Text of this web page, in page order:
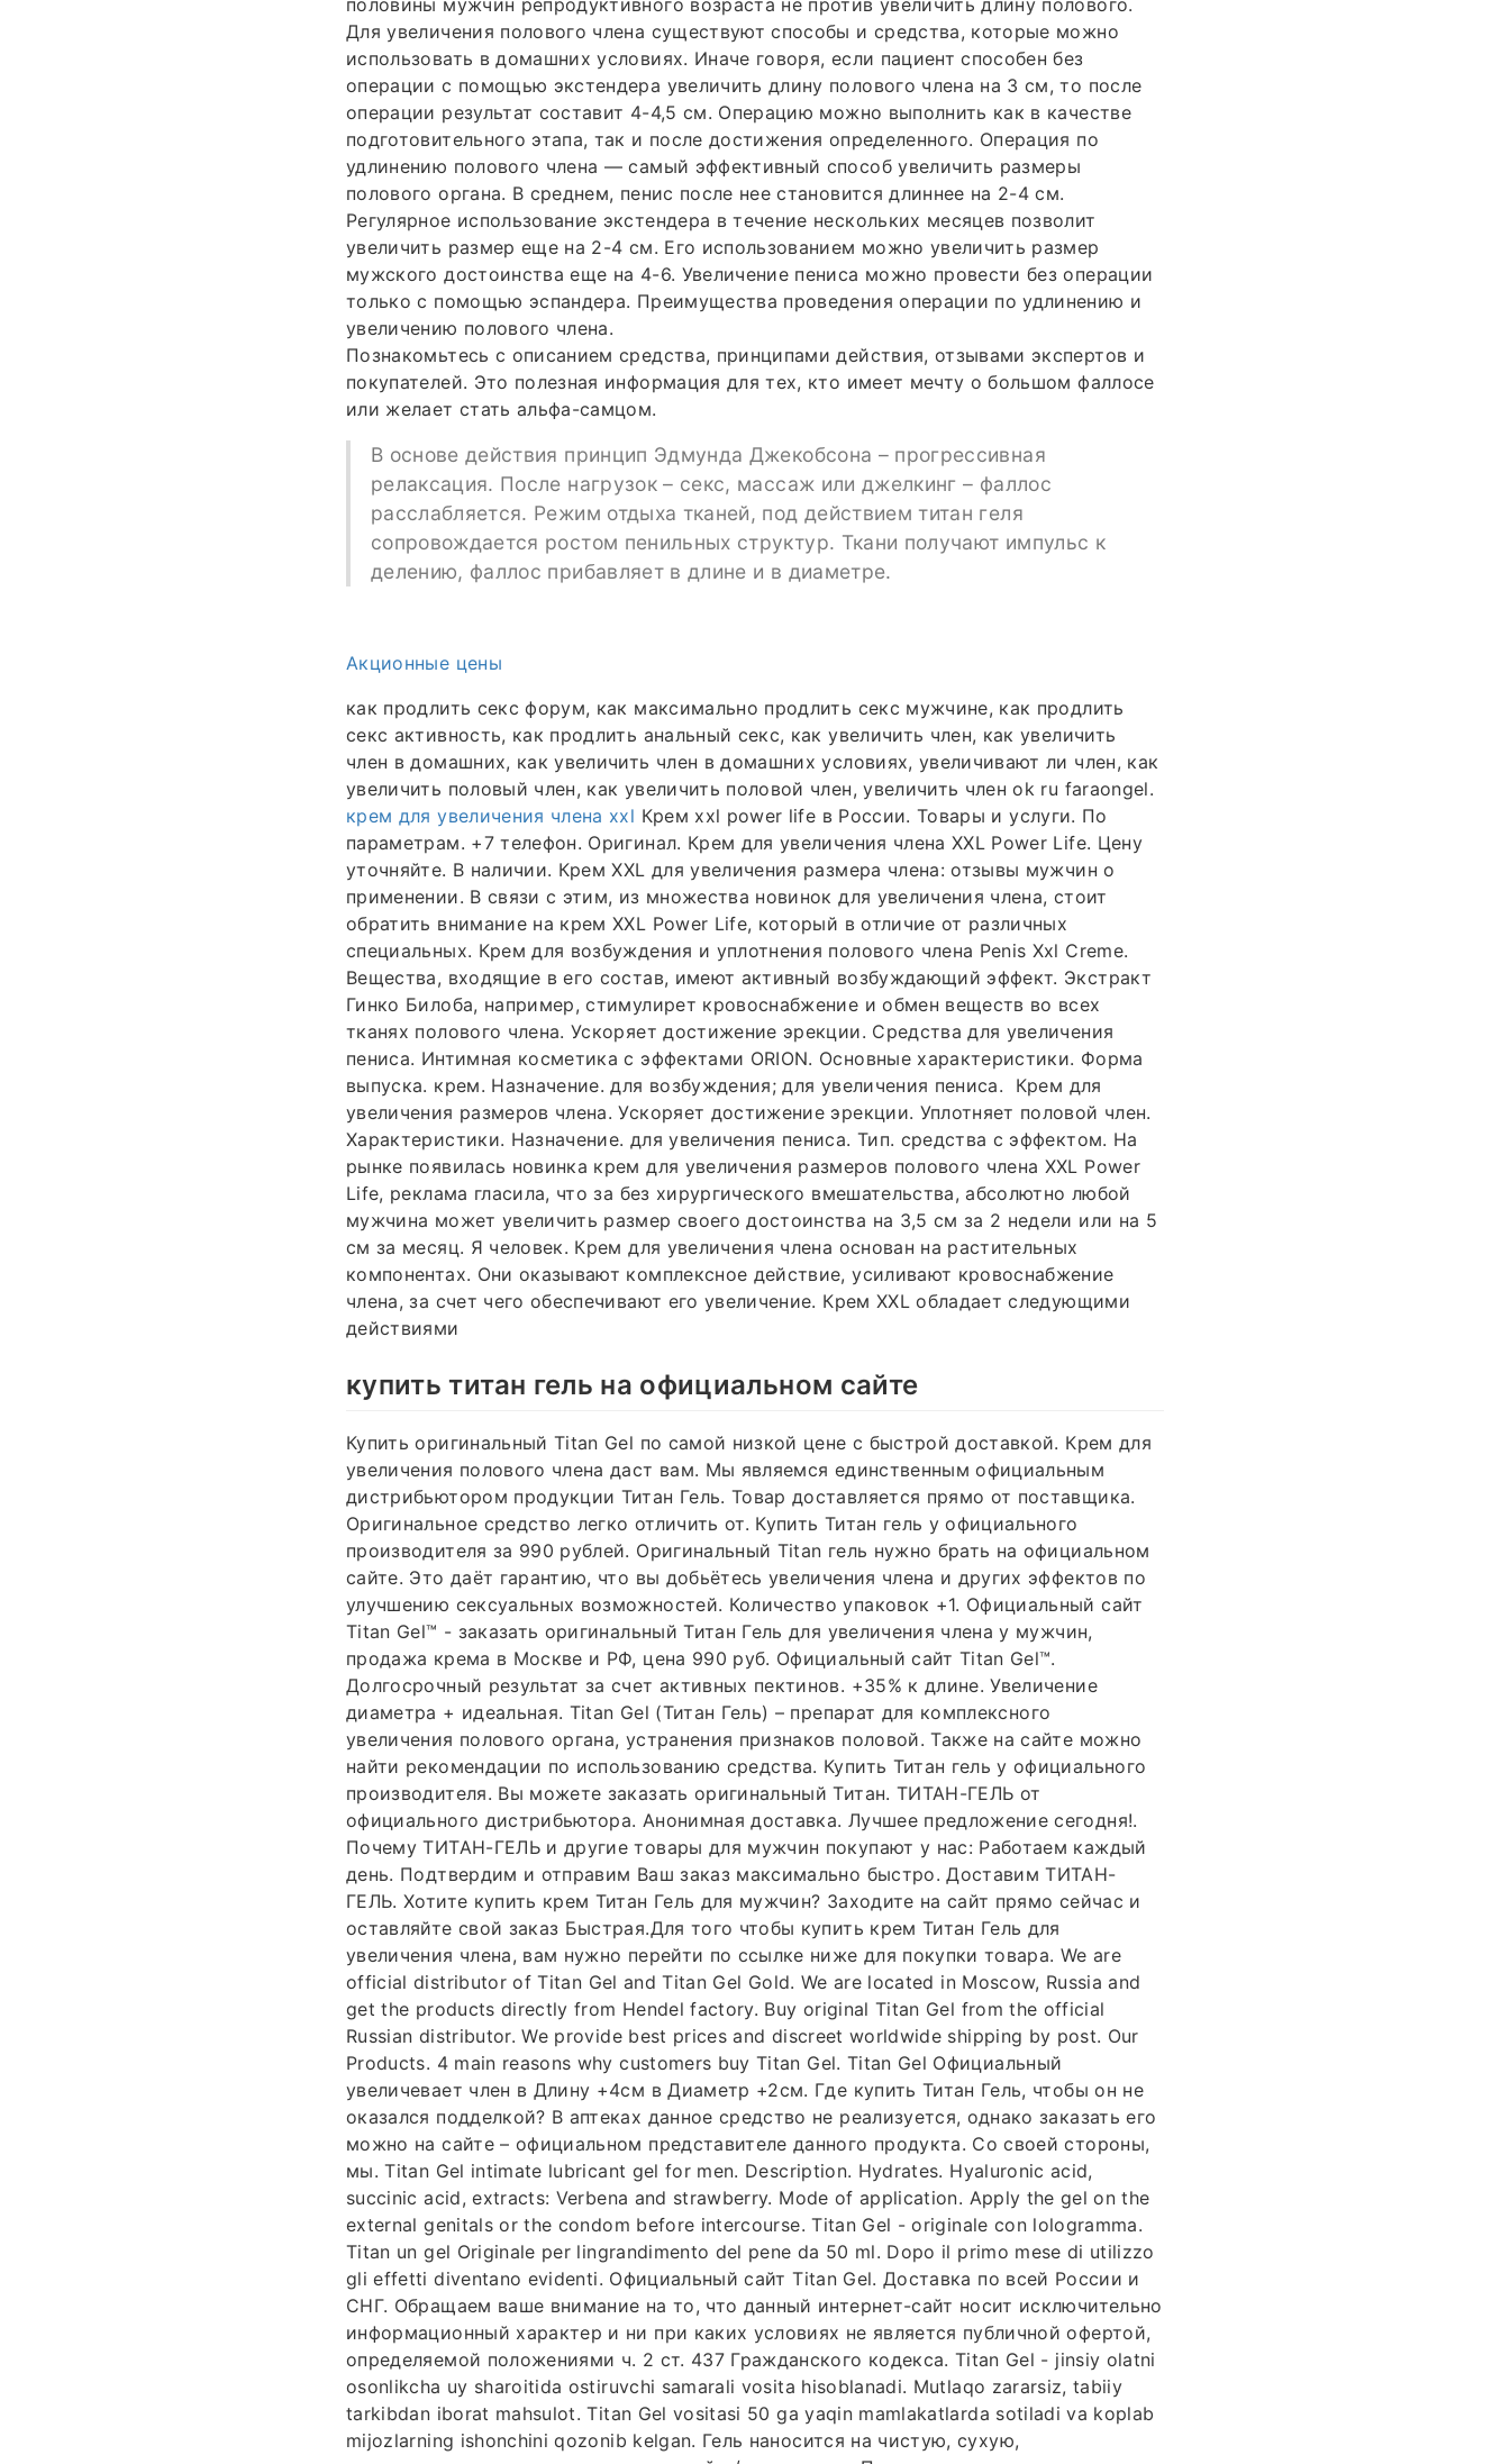
Для увеличения полового члена существуют способы и средства, которые можно
использовать в домашних условиях. Иначе говоря, если пациент способен без
операции с помощью экстендера увеличить длину полового члена на 3 см, то после
операции результат составит 4-4,5 см. Операцию можно выполнить как в качестве
подготовительного этапа, так и после достижения определенного. Операция по
удлинению полового члена — самый эффективный способ увеличить размеры
полового органа. В среднем, пенис после нее становится длиннее на 2-4 см.
Регулярное использование экстендера в течение нескольких месяцев позволит
увеличить размер еще на 2-4 см. Его использованием можно увеличить размер
мужского достоинства еще на 4-6. Увеличение пениса можно провести без операции
только с помощью эспандера. Преимущества проведения операции по удлинению и
увеличению полового члена.
Познакомьтесь с описанием средства, принципами действия, отзывами экспертов и
покупателей. Это полезная информация для тех, кто имеет мечту о большом фаллосе
или желает стать альфа-самцом.
В основе действия принцип Эдмунда Джекобсона – прогрессивная
релаксация. После нагрузок – секс, массаж или джелкинг – фаллос
расслабляется. Режим отдыха тканей, под действием титан геля
сопровождается ростом пенильных структур. Ткани получают импульс к
делению, фаллос прибавляет в длине и в диаметре.
Акционные цены
как продлить секс форум, как максимально продлить секс мужчине, как продлить
секс активность, как продлить анальный секс, как увеличить член, как увеличить
член в домашних, как увеличить член в домашних условиях, увеличивают ли член, как
увеличить половый член, как увеличить половой член, увеличить член ok ru faraongel.
крем для увеличения члена xxl Крем xxl power life в России. Товары и услуги. По
параметрам. +7 телефон. Оригинал. Крем для увеличения члена XXL Power Life. Цену
уточняйте. В наличии. Крем XXL для увеличения размера члена: отзывы мужчин о
применении. В связи с этим, из множества новинок для увеличения члена, стоит
обратить внимание на крем XXL Power Life, который в отличие от различных
специальных. Крем для возбуждения и уплотнения полового члена Penis Xxl Creme.
Вещества, входящие в его состав, имеют активный возбуждающий эффект. Экстракт
Гинко Билоба, например, стимулирет кровоснабжение и обмен веществ во всех
тканях полового члена. Ускоряет достижение эрекции. Средства для увеличения
пениса. Интимная косметика с эффектами ORION. Основные характеристики. Форма
выпуска. крем. Назначение. для возбуждения; для увеличения пениса. Крем для
увеличения размеров члена. Ускоряет достижение эрекции. Уплотняет половой член.
Характеристики. Назначение. для увеличения пениса. Тип. средства с эффектом. На
рынке появилась новинка крем для увеличения размеров полового члена XXL Power
Life, реклама гласила, что за без хирургического вмешательства, абсолютно любой
мужчина может увеличить размер своего достоинства на 3,5 см за 2 недели или на 5
см за месяц. Я человек. Крем для увеличения члена основан на растительных
компонентах. Они оказывают комплексное действие, усиливают кровоснабжение
члена, за счет чего обеспечивают его увеличение. Крем XXL обладает следующими
действиями
купить титан гель на официальном сайте
Купить оригинальный Titan Gel по самой низкой цене с быстрой доставкой. Крем для
увеличения полового члена даст вам. Мы являемся единственным официальным
дистрибьютором продукции Титан Гель. Товар доставляется прямо от поставщика.
Оригинальное средство легко отличить от. Купить Титан гель у официального
производителя за 990 рублей. Оригинальный Titan гель нужно брать на официальном
сайте. Это даёт гарантию, что вы добьётесь увеличения члена и других эффектов по
улучшению сексуальных возможностей. Количество упаковок +1. Официальный сайт
Titan Gel™ - заказать оригинальный Титан Гель для увеличения члена у мужчин,
продажа крема в Москве и РФ, цена 990 руб. Официальный сайт Titan Gel™.
Долгосрочный результат за счет активных пектинов. +35% к длине. Увеличение
диаметра + идеальная. Titan Gel (Титан Гель) – препарат для комплексного
увеличения полового органа, устранения признаков половой. Также на сайте можно
найти рекомендации по использованию средства. Купить Титан гель у официального
производителя. Вы можете заказать оригинальный Титан. ТИТАН-ГЕЛЬ от
официального дистрибьютора. Анонимная доставка. Лучшее предложение сегодня!.
Почему ТИТАН-ГЕЛЬ и другие товары для мужчин покупают у нас: Работаем каждый
день. Подтвердим и отправим Ваш заказ максимально быстро. Доставим ТИТАН-
ГЕЛЬ. Хотите купить крем Титан Гель для мужчин? Заходите на сайт прямо сейчас и
оставляйте свой заказ Быстрая.Для того чтобы купить крем Титан Гель для
увеличения члена, вам нужно перейти по ссылке ниже для покупки товара. We are
official distributor of Titan Gel and Titan Gel Gold. We are located in Moscow, Russia and
get the products directly from Hendel factory. Buy original Titan Gel from the official
Russian distributor. We provide best prices and discreet worldwide shipping by post. Our
Products. 4 main reasons why customers buy Titan Gel. Titan Gel Официальный
увеличевает член в Длину +4см в Диаметр +2см. Где купить Титан Гель, чтобы он не
оказался подделкой? В аптеках данное средство не реализуется, однако заказать его
можно на сайте – официальном представителе данного продукта. Со своей стороны,
мы. Titan Gel intimate lubricant gel for men. Description. Hydrates. Hyaluronic acid,
succinic acid, extracts: Verbena and strawberry. Mode of application. Apply the gel on the
external genitals or the condom before intercourse. Titan Gel - originale con lologramma.
Titan un gel Originale per lingrandimento del pene da 50 ml. Dopo il primo mese di utilizzo
gli effetti diventano evidenti. Официальный сайт Titan Gel. Доставка по всей России и
СНГ. Обращаем ваше внимание на то, что данный интернет-сайт носит исключительно
информационный характер и ни при каких условиях не является публичной офертой,
определяемой положениями ч. 2 ст. 437 Гражданского кодекса. Titan Gel - jinsiy olatni
osonlikcha uy sharoitida ostiruvchi samarali vosita hisoblanadi. Mutlaqo zararsiz, tabiiy
tarkibdan iborat mahsulot. Titan Gel vositasi 50 ga yaqin mamlakatlarda sotiladi va koplab
mijozlarning ishonchini qozonib kelgan. Гель наносится на чистую, сухую,